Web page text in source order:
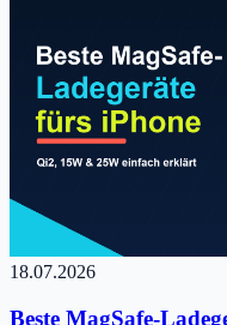
18.07.2026
Beste MagSafe-